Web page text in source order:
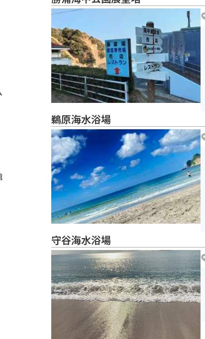
鵜原海水浴場
守谷海水浴場